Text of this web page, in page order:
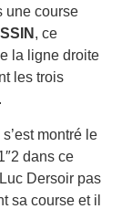
une course
, ce
la ligne droite
les trois
montré le
dans ce
Dersoir pas
sa course et il